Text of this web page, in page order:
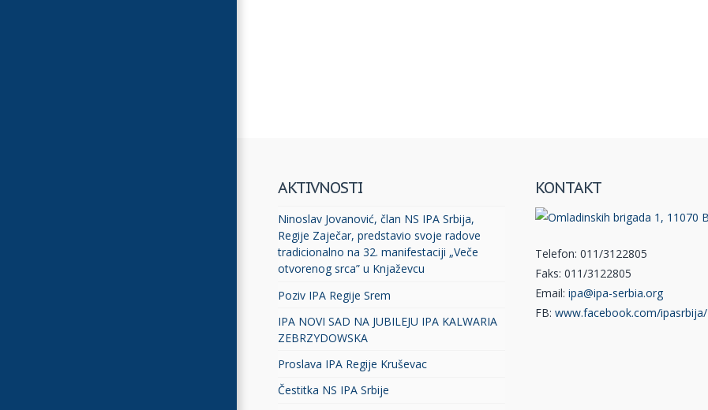
AKTIVNOSTI
Ninoslav Jovanović, član NS IPA Srbija,
Regije Zaječar, predstavio svoje radove
tradicionalno na 32. manifestaciji „Veče
otvorenog srca” u Knjaževcu
Poziv IPA Regije Srem
IPA NOVI SAD NA JUBILEJU IPA KALWARIA
ZEBRZYDOWSKA
Proslava IPA Regije Kruševac
Čestitka NS IPA Srbije
KONTAKT
Telefon: 011/3122805
Faks: 011/3122805
Email: ipa@ipa-serbia.org
FB: www.facebook.com/ipasrbija/